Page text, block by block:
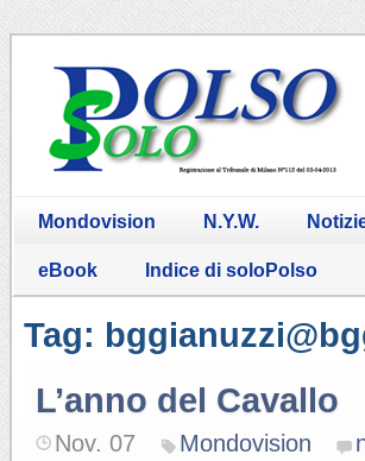
Mondovision N.Y.W.
eBook Indice di soloPolso
Tag:
L’anno del Cavallo
Nov. 07 Mondovision